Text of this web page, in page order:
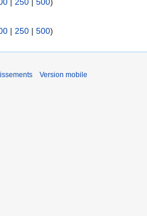
| 250 | 500)
Version mobile